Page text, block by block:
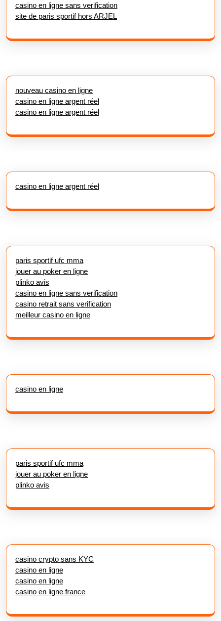
casino en ligne sans verification
site de paris sportif hors ARJEL
nouveau casino en ligne
casino en ligne argent réel
casino en ligne argent réel
casino en ligne argent réel
paris sportif ufc mma
jouer au poker en ligne
plinko avis
casino en ligne sans verification
casino retrait sans verification
meilleur casino en ligne
casino en ligne
paris sportif ufc mma
jouer au poker en ligne
plinko avis
casino crypto sans KYC
casino en ligne
casino en ligne
casino en ligne france